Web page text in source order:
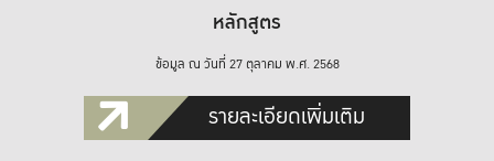
หลักสูตร
ข้อมูล ณ วันที่ 27 ตุลาคม พ.ศ. 2568
รายละเอียดเพิ่มเติม